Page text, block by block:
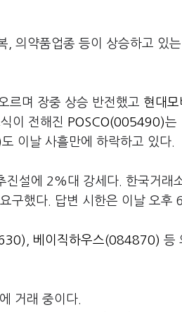
의약품업종 등이 상승하고 있
르며 장중 상승 반전했고 현대
이 전해진 POSCO(005490)는
도 이날 사흘만에 하락하고 있다.
진설에 2%대 강세다. 한국거래
구했다. 답변 시한은 이날 오후
베이직하우스(084870) 등
거래 중이다.